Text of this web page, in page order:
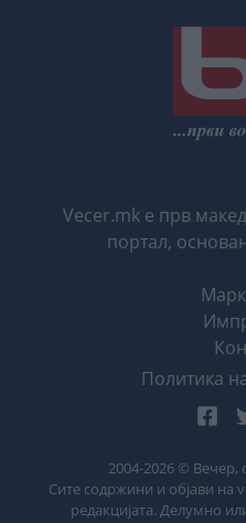
Vecer.mk е прв
портал,
Политика
2004-2026 © Вечер,
Сите содржини и објави на
редакцијата. Делумно